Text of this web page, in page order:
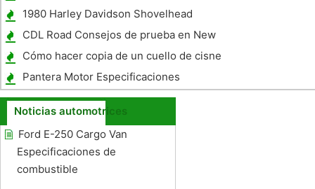
saltó sobre un Dodge Intrepid
1980 Harley Davidson Shovelhead
Especificaciones
CDL Road Consejos de prueba en New
Jersey
Cómo hacer copia de un cuello de cisne
Remolque
Pantera Motor Especificaciones
Noticias automotrices
Ford E-250 Cargo Van
Especificaciones de
combustible